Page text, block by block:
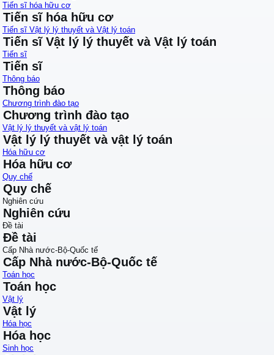
Tiến sĩ hóa hữu cơ
Tiến sĩ hóa hữu cơ
Tiến sĩ Vật lý lý thuyết và Vật lý toán
Tiến sĩ Vật lý lý thuyết và Vật lý toán
Tiến sĩ
Tiến sĩ
Thông báo
Thông báo
Chương trình đào tạo
Chương trình đào tạo
Vật lý lý thuyết và vật lý toán
Vật lý lý thuyết và vật lý toán
Hóa hữu cơ
Hóa hữu cơ
Quy chế
Quy chế
Nghiên cứu
Nghiên cứu
Đề tài
Đề tài
Cấp Nhà nước-Bộ-Quốc tế
Cấp Nhà nước-Bộ-Quốc tế
Toán học
Toán học
Vật lý
Vật lý
Hóa học
Hóa học
Sinh học